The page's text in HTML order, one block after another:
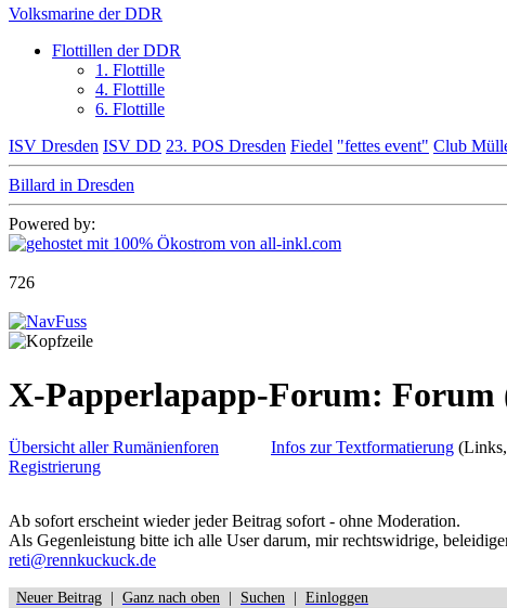
Volksmarine der DDR
Flottillen der DDR
1. Flottille
4. Flottille
6. Flottille
ISV Dresden ISV DD 23. POS Dresden Fiedel "fettes event" Club
Billard in Dresden
Powered by:
726
X-Papperlapapp-Forum: Forum
Übersicht aller Rumänienforen
Registrierung
Infos zur Textformatierung
Ab sofort erscheint wieder jeder Beitrag sofort - ohne Moderation.
Als Gegenleistung bitte ich alle User darum, mir rechtswidrige,
reti@rennkuckuck.de
Neuer Beitrag Ganz nach oben Suchen Einloggen